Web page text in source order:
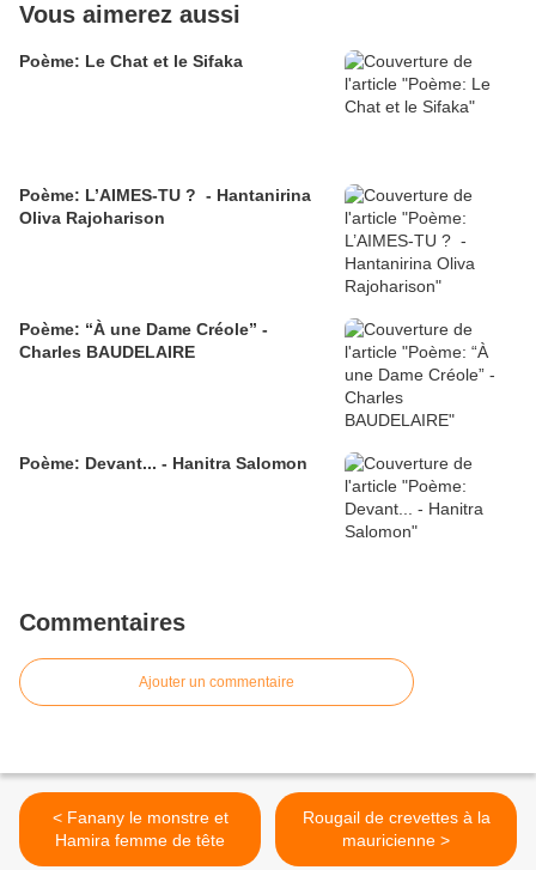
Vous aimerez aussi
Poème: Le Chat et le Sifaka
Poème: L’AIMES-TU ? - Hantanirina
Oliva Rajoharison
Poème: “À une Dame Créole” -
Charles BAUDELAIRE
Poème: Devant... - Hanitra Salomon
Commentaires
Ajouter un commentaire
< Fanany le monstre et
Hamira femme de tête
Rougail de crevettes à la
mauricienne >